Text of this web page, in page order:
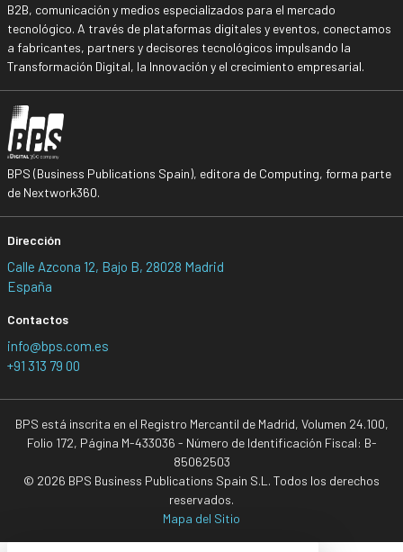
B2B, comunicación y medios especializados para el mercado
tecnológico. A través de plataformas digitales y eventos, conectamos
a fabricantes, partners y decisores tecnológicos impulsando la
Transformación Digital, la Innovación y el crecimiento empresarial.
BPS (Business Publications Spain), editora de Computing, forma parte
de Nextwork360.
Dirección
Calle Azcona 12, Bajo B, 28028 Madrid
España
Contactos
info@bps.com.es
+91 313 79 00
BPS está inscrita en el Registro Mercantil de Madrid, Volumen 24.100,
Folio 172, Página M-433036 - Número de Identificación Fiscal: B-
85062503
© 2026 BPS Business Publications Spain S.L. Todos los derechos
reservados.
Mapa del Sitio